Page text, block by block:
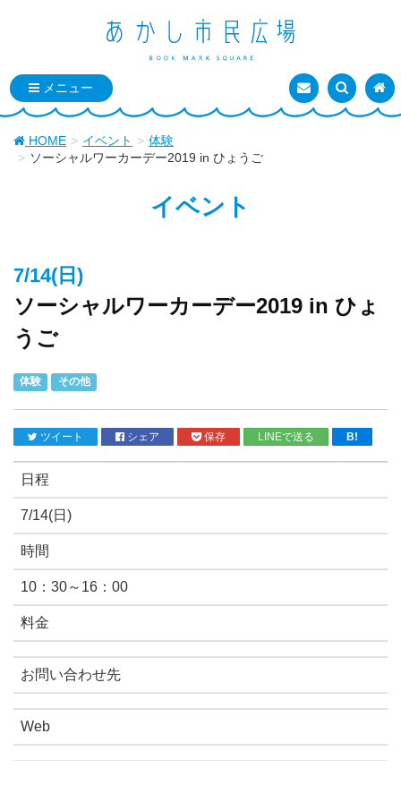
お問い合わせ
検索を表
ト
HOME イベント
体験
ソーシャルワーカーデー2019 in ひょうご
イベント
7/14(日)
ソーシャルワーカーデー2019 in ひょ
うご
体験 その他
ツイート シェア 保存 LINEで送る B!
日程
7/14(日)
時間
10：30～16：00
料金
お問い合わせ先
Web